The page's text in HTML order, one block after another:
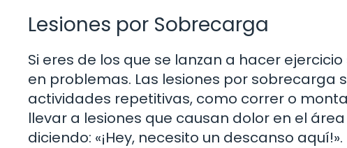
Lesiones por Sobrecarga
Si eres de los que se lanzan a hacer
en problemas. Las lesiones por sobrecarga
actividades repetitivas, como correr o
llevar a lesiones que causan dolor en el
diciendo: «¡Hey, necesito un descanso aquí!».